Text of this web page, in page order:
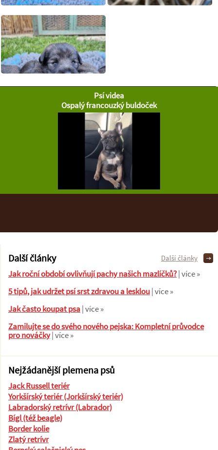
Psí videa
Ospalý francouzký buldoček
Další články
Jak roční období ovlivňují pachy našich mazlíčků?| více »
5 tipů, jak udržet psí srst zdravou a lesklou| více »
Jak často koupat psa| více »
Zamilujte se do svého nového pejska: Kompletní průvodce
pro nováčky| více »
Další články
Nejžádanější plemena psů
Jack Russell teriér
Yorkšírský teriér (Jorkšírský teriér)
Labradorský retrívr (Labrador)
Bígl (též beagle)
Border kolie
Zlatý retrívr